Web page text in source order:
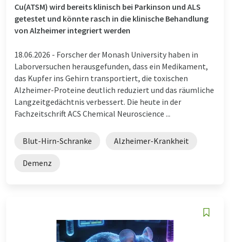
Cu(ATSM) wird bereits klinisch bei Parkinson und ALS
getestet und könnte rasch in die klinische Behandlung
von Alzheimer integriert werden
18.06.2026 - Forscher der Monash University haben in
Laborversuchen herausgefunden, dass ein Medikament,
das Kupfer ins Gehirn transportiert, die toxischen
Alzheimer-Proteine deutlich reduziert und das räumliche
Langzeitgedächtnis verbessert. Die heute in der
Fachzeitschrift ACS Chemical Neuroscience ...
Blut-Hirn-Schranke Alzheimer-Krankheit
Demenz